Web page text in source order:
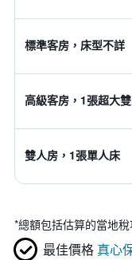
標準客房，床型不詳
高級客房，1張超大
雙人房，1張單人床
*總額包括估算的當地
最佳價格 真心